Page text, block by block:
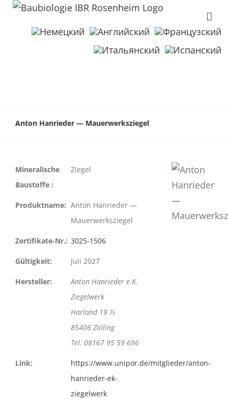
Anton Hanrieder — Mauerwerksziegel
Mineralische
Baustoffe :
Ziegel
Produktname: Anton Hanrieder —
Mauerwerksziegel
Zertifikate-Nr.: 3025-1506
Gültigkeit: Juli 2027
Hersteller:
Anton Hanrieder e.K.
Ziegelwerk
Harland 19 ½
85406 Zolling
Tel. 08167 95 59 696
Link:
https://www.unipor.de/mitglieder/anton-
hanrieder-ek-
ziegelwerk